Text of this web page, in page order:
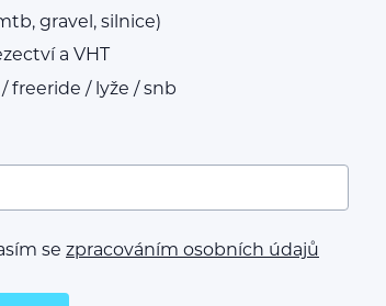
gravel, silnice)
a VHT
freeride / lyže / snb
se zpracováním osobních údajů